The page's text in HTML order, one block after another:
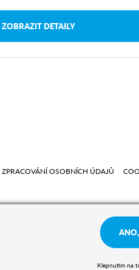
ZOBRAZIT DETAILY
ZPRACOVÁNÍ OSOBNÍCH ÚDAJŮ
Klepnutím na